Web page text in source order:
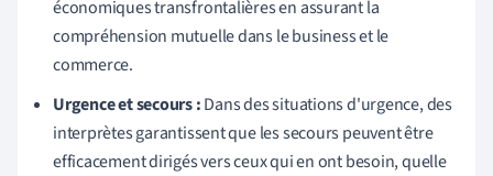
économiques transfrontalières en assurant la
compréhension mutuelle dans le business et le
commerce.
Urgence et secours :Dans des situations d'urgence, des
interprètes garantissent que les secours peuvent être
efficacement dirigés vers ceux qui en ont besoin, quelle